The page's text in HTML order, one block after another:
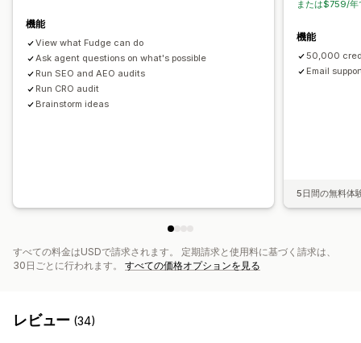
ページ管理
編集ツール 要素 テンプレート オートメーション
ページの保存 ページの下書き
コンテンツ同期 グローバルセクション
機能
View what Fudge can do
Ask agent questions on what's possible
Run SEO and AEO audits
Run CRO audit
Brainstorm ideas
または$759/
機能
50,000
Email
5日間の無料体
すべての料金はUSDで請求されます。 定期請求と使用料に基づく請求は、
30日ごとに行われます。 すべての価格オプションを見る
レビュー (34)